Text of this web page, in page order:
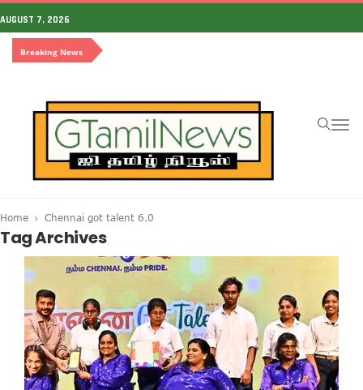
AUGUST 7, 2026
Breaking News
Home Chennai got talent 6.0
Tag Archives